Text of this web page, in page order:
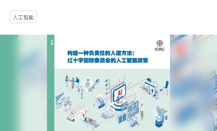
人工智能